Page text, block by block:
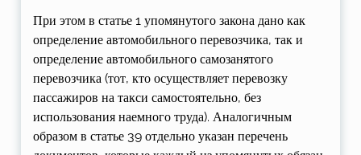
При этом в статье 1 упомянутого закона дано как
определение автомобильного перевозчика, так и
определение автомобильного самозанятого
перевозчика (тот, кто осуществляет перевозку
пассажиров на такси самостоятельно, без
использования наемного труда). Аналогичным
образом в статье 39 отдельно указан перечень